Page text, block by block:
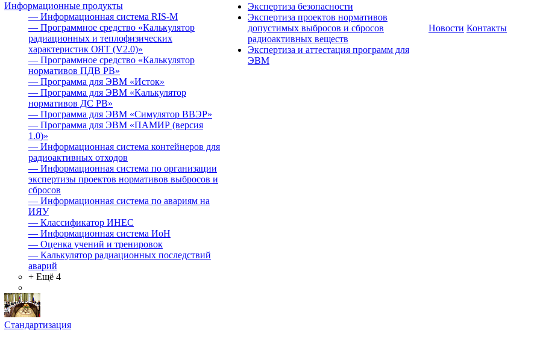
Информационные продукты
— Информационная система RIS-M
— Программное средство «Калькулятор
радиационных и теплофизических
характеристик ОЯТ (V2.0)»
— Программное средство «Калькулятор
нормативов ПДВ РВ»
— Программа для ЭВМ «Исток»
— Программа для ЭВМ «Калькулятор
нормативов ДС РВ»
— Программа для ЭВМ «Симулятор ВВЭР»
— Программа для ЭВМ «ПАМИР (версия
1.0)»
— Информационная система контейнеров для
радиоактивных отходов
— Информационная система по организации
экспертизы проектов нормативов выбросов и
сбросов
— Информационная система по авариям на
ИЯУ
— Классификатор ИНЕС
— Информационная система ИоН
— Оценка учений и тренировок
— Калькулятор радиационных последствий
аварий
+ Ещё 4
Стандартизация
Экспертиза безопасности
Экспертиза проектов нормативов
допустимых выбросов и сбросов
радиоактивных веществ
Экспертиза и аттестация программ для
ЭВМ
Новости Контакты